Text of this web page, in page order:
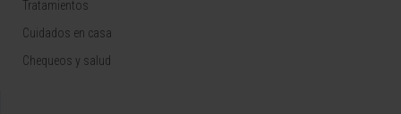
Tratamientos
Cuidados en casa
Chequeos y salud